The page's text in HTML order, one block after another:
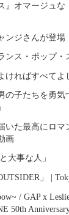
』オマージュな
ンジさんが登場
ンス・ポップ・
ければすべてよ
の子たちを勇気
いた最高にロ
画
大事な人」
」 |
/ GAP x
50th